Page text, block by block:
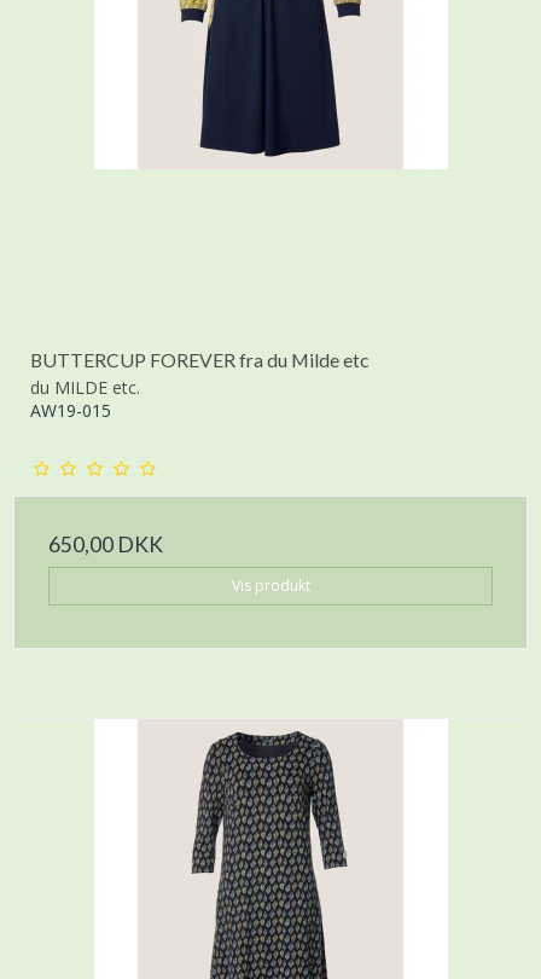
BUTTERCUP FOREVER fra du Milde etc
du MILDE etc.
AW19-015
650,00 DKK
Vis produkt